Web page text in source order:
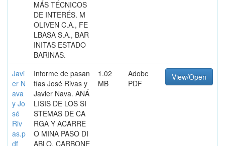
MÁS TÉCNICOS
DE INTERÉS. M
OLIVEN C.A., FE
LBASA S.A., BAR
INITAS ESTADO
BARINAS.
Javi
er N
ava
y Jo
sé
Riv
as.p
df
Informe de pasan
tías José Rivas y
Javier Nava. ANÁ
LISIS DE LOS SI
STEMAS DE CA
RGA Y ACARRE
O MINA PASO DI
ABLO, CARBONE
1.02
MB
Adobe
PDF
View/Open